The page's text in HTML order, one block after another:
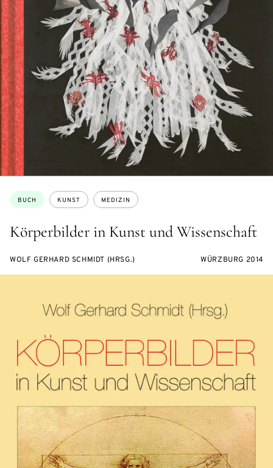
Körperbilder in Kunst und Wissenschaft
Themen:
BUCH KUNST MEDIZIN
WOLF GERHARD SCHMIDT (HRSG.) WÜRZBURG 2014